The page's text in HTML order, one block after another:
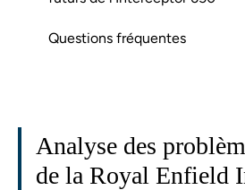
Questions fréquentes
Analyse des
de la Royal Enfield